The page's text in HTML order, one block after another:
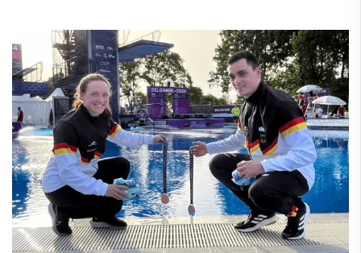
Deutscher Schwimm-Verband e.V.
Korbacher Straße 93
D-34132 Kassel
Fax: +49 561 94083-15
info@dsv.de